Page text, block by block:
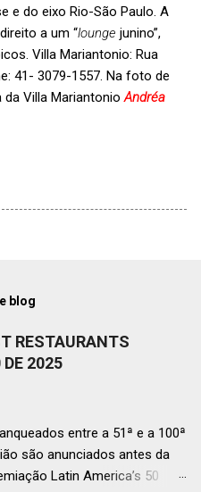
e do eixo Rio-São Paulo. A
a um “lounge junino”,
Villa Mariantonio: Rua
41- 3079-1557. Na foto de
Villa Mariantonio Andréa
blog
RESTAURANTS
2025
entre a 51ª e a 100ª
são anunciados antes da
Latin America’s 50